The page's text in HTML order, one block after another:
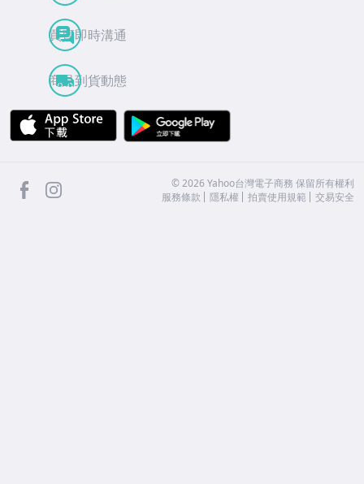
買賣即時溝通
商品到貨動態
APP Store
facebook ©2026 Yahoo台灣電子商務 保留所有權利
服務條款
隱私權 拍賣使用規範 交易安全